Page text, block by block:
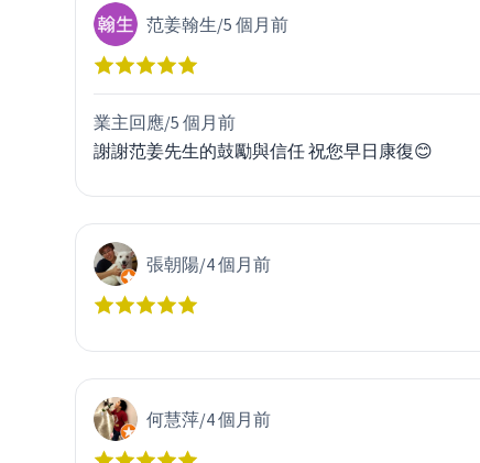
范姜翰生/5 個月前
業主回應/5 個月前
謝謝范姜先生的鼓勵與信任 祝您早日康復😊
張朝陽/4 個月前
何慧萍/4 個月前